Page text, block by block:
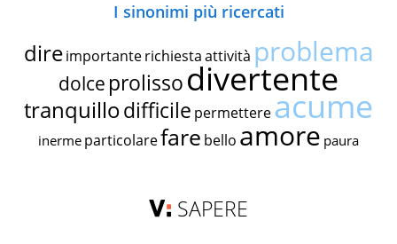
I sinonimi più ricercati
dire importante richiestaattività problema
dolce prolissodivertente
tranquillodifficile permettereacume
inerme particolarefare bello amore paura
SAPERE